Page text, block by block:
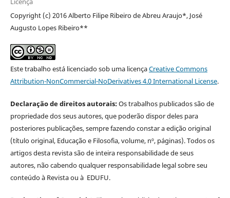
Copyright (c) 2016 Alberto Filipe Ribeiro de Abreu Araujo*, José
Augusto Lopes Ribeiro**
Este trabalho está licenciado sob uma licençaCreative Commons
Attribution-NonCommercial-NoDerivatives 4.0 International License.
Declaração de direitos autorais:Os trabalhos publicados são de
propriedade dos seus autores, que poderão dispor deles para
posteriores publicações, sempre fazendo constar a edição original
(título original, Educação e Filosofia, volume, nº, páginas). Todos os
artigos desta revista são de inteira responsabilidade de seus
autores, não cabendo qualquer responsabilidade legal sobre seu
conteúdo à Revista ou à EDUFU.